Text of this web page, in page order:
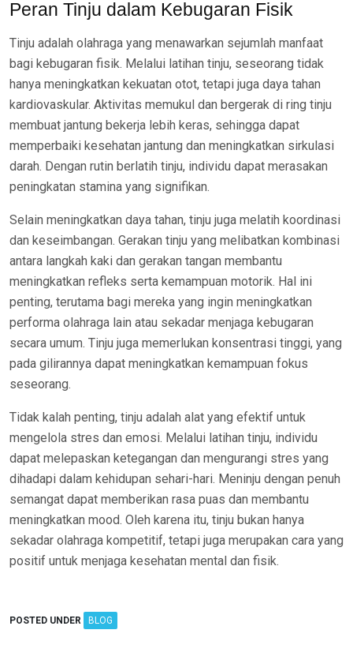
Peran Tinju dalam Kebugaran Fisik
Tinju adalah olahraga yang menawarkan sejumlah manfaat
bagi kebugaran fisik. Melalui latihan tinju, seseorang tidak
hanya meningkatkan kekuatan otot, tetapi juga daya tahan
kardiovaskular. Aktivitas memukul dan bergerak di ring tinju
membuat jantung bekerja lebih keras, sehingga dapat
memperbaiki kesehatan jantung dan meningkatkan sirkulasi
darah. Dengan rutin berlatih tinju, individu dapat merasakan
peningkatan stamina yang signifikan.
Selain meningkatkan daya tahan, tinju juga melatih koordinasi
dan keseimbangan. Gerakan tinju yang melibatkan kombinasi
antara langkah kaki dan gerakan tangan membantu
meningkatkan refleks serta kemampuan motorik. Hal ini
penting, terutama bagi mereka yang ingin meningkatkan
performa olahraga lain atau sekadar menjaga kebugaran
secara umum. Tinju juga memerlukan konsentrasi tinggi, yang
pada gilirannya dapat meningkatkan kemampuan fokus
seseorang.
Tidak kalah penting, tinju adalah alat yang efektif untuk
mengelola stres dan emosi. Melalui latihan tinju, individu
dapat melepaskan ketegangan dan mengurangi stres yang
dihadapi dalam kehidupan sehari-hari. Meninju dengan penuh
semangat dapat memberikan rasa puas dan membantu
meningkatkan mood. Oleh karena itu, tinju bukan hanya
sekadar olahraga kompetitif, tetapi juga merupakan cara yang
positif untuk menjaga kesehatan mental dan fisik.
POSTED UNDER BLOG